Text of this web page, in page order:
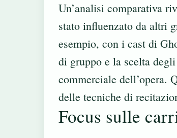
Un’analisi comparativa
stato influenzato da altri
esempio, con i cast di
di gruppo e la scelta
commerciale dell’opera.
delle tecniche di
Focus sulle